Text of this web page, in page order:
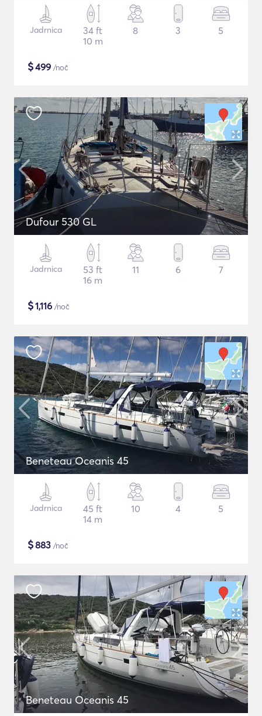
Jadrnica
34 ft
10 m
8 3 5
$499 /noč
Dufour 530 GL
Jadrnica
53 ft
16 m
11 6 7
$1,116 /noč
Beneteau Oceanis 45
Jadrnica
45 ft
14 m
10 4 5
$883 /noč
Beneteau Oceanis 45